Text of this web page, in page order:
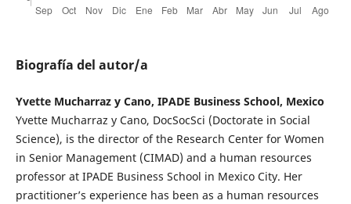
Biografía del autor/a
Yvette Mucharraz y Cano, IPADE Business School, Mexico
Yvette Mucharraz y Cano, DocSocSci (Doctorate in Social
Science), is the director of the Research Center for Women
in Senior Management (CIMAD) and a human resources
professor at IPADE Business School in Mexico City. Her
practitioner’s experience has been as a human resources